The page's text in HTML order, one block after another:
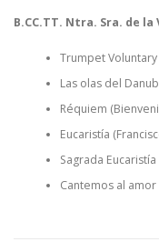
B.CC.TT. Ntra. Sra. de
Trumpet
Las olas del
Réquiem
Eucaristía
Sagrada
Cantemos al